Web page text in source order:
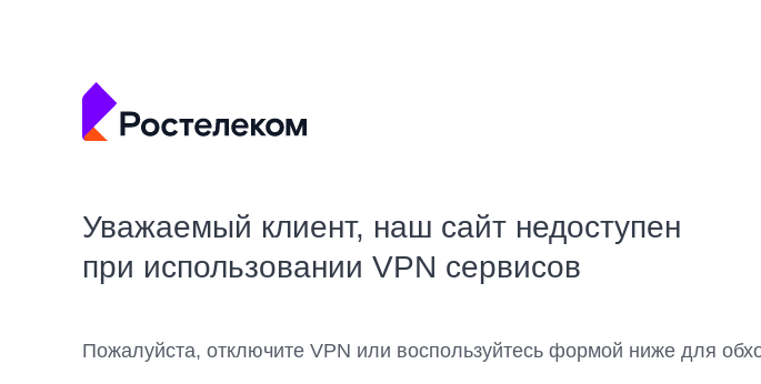
Уважаемый клиент, наш сайт недоступен
при использовании VPN сервисов
Пожалуйста, отключите VPN или воспользуйтесь формой ниже для